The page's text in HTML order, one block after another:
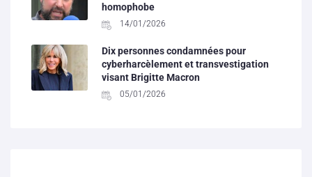
homophobe
14/01/2026
Dix personnes condamnées pour
cyberharcèlement et transvestigation
visant Brigitte Macron
05/01/2026